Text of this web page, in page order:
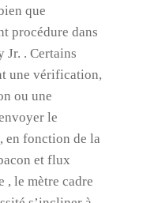
que
procédure dans
Jr. . Certains
une vérification,
ou une
le
en fonction de la
et flux
, le mètre cadre